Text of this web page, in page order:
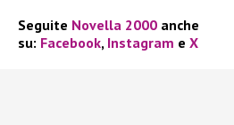
Seguite Novella 2000 anche
su: Facebook, Instagram e X